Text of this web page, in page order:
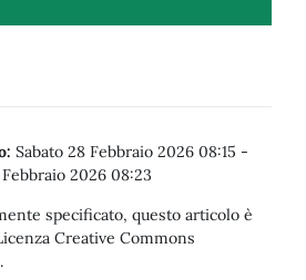
Sabato 28 Febbraio 2026 08:15 -
2026 08:23
specificato, questo articolo è
Creative Commons